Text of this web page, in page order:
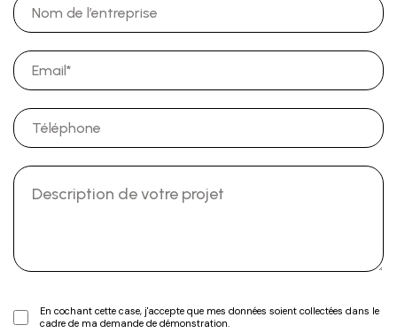
En cochant cette case, j'accepte que mes données soient collectées dans le
cadre de ma demande de démonstration.